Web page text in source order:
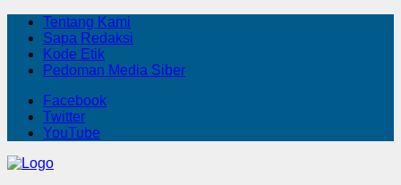
Tentang Kami
Sapa Redaksi
Kode Etik
Pedoman Media Siber
Facebook
Twitter
YouTube